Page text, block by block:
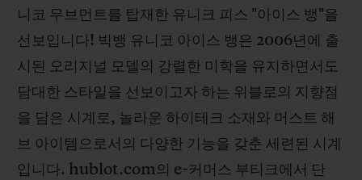
니코 무브먼트를 탑재한 유니크 피스 "아이스 뱅"을
선보입니다! 빅뱅 유니코 아이스 뱅은 2006년에 출
시된 오리지널 모델의 강렬한 미학을 유지하면서도
담대한 스타일을 선보이고자 하는 위블로의 지향점
을 담은 시계로, 놀라운 하이테크 소재와 머스트 해
브 아이템으로서의 다양한 기능을 갖춘 세련된 시계
입니다. hublot.com의 e-커머스 부티크에서 단
연락처